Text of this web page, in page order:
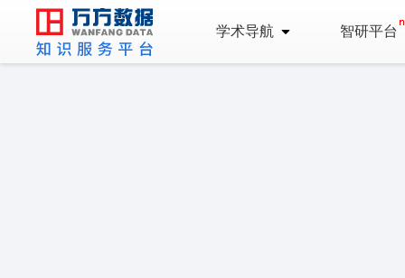
学术导航 智研平台